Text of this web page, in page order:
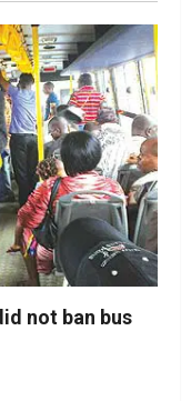
not ban bus